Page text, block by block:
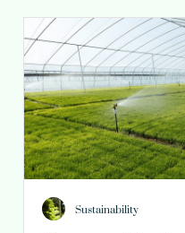
Sustainability